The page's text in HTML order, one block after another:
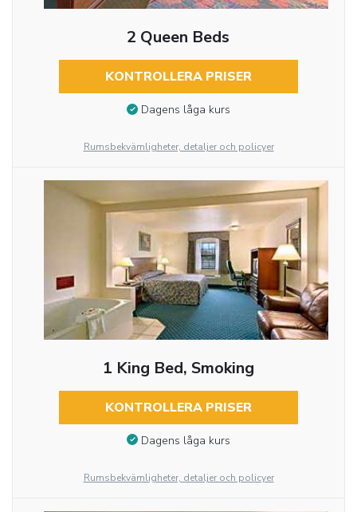
2 Queen Beds
KONTROLLERA PRISER
Dagens låga kurs
Rumsbekvämligheter, detaljer och policyer
1 King Bed, Smoking
KONTROLLERA PRISER
Dagens låga kurs
Rumsbekvämligheter, detaljer och policyer